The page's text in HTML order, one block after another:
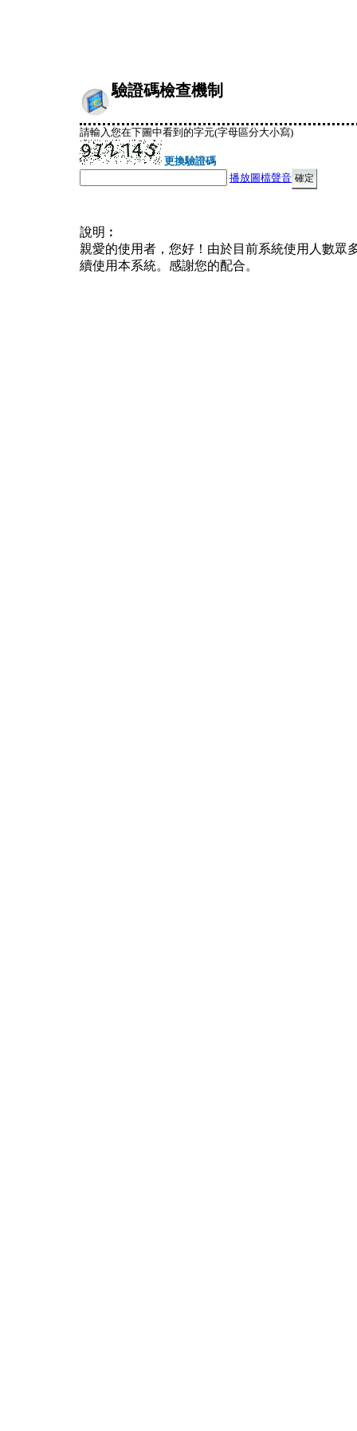
驗證碼檢查機制
請輸入您在下圖中看到的字元(字母區分大小寫)
更換驗證碼
播放圖檔聲音
說明︰
親愛的使用者，您好！由於目前系統使用人數眾
續使用本系統。感謝您的配合。